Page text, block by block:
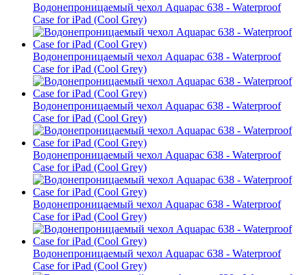
Водонепроницаемый чехол Aquapac 638 - Waterproof
Case for iPad (Cool Grey)
Водонепроницаемый чехол Aquapac 638 - Waterproof
Case for iPad (Cool Grey)
Водонепроницаемый чехол Aquapac 638 - Waterproof
Case for iPad (Cool Grey)
Водонепроницаемый чехол Aquapac 638 - Waterproof
Case for iPad (Cool Grey)
Водонепроницаемый чехол Aquapac 638 - Waterproof
Case for iPad (Cool Grey)
Водонепроницаемый чехол Aquapac 638 - Waterproof
Case for iPad (Cool Grey)